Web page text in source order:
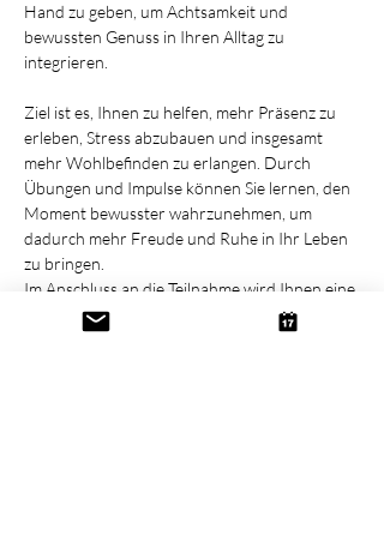
Hand zu geben, um Achtsamkeit und
bewussten Genuss in Ihren Alltag zu
integrieren.
Ziel ist es, Ihnen zu helfen, mehr Präsenz zu
erleben, Stress abzubauen und insgesamt
mehr Wohlbefinden zu erlangen. Durch
Übungen und Impulse können Sie lernen, den
Moment bewusster wahrzunehmen, um
dadurch mehr Freude und Ruhe in Ihr Leben
zu bringen.
Im Anschluss an die Teilnahme wird Ihnen eine
Meditation als Audiodatei  zur Verfügung
gestellt, die den Aufbau einer Achtsamen